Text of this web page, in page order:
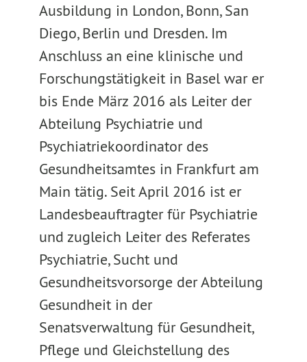
Ausbildung in London, Bonn, San
Diego, Berlin und Dresden. Im
Anschluss an eine klinische und
Forschungstätigkeit in Basel war er
bis Ende März 2016 als Leiter der
Abteilung Psychiatrie und
Psychiatriekoordinator des
Gesundheitsamtes in Frankfurt am
Main tätig. Seit April 2016 ist er
Landesbeauftragter für Psychiatrie
und zugleich Leiter des Referates
Psychiatrie, Sucht und
Gesundheitsvorsorge der Abteilung
Gesundheit in der
Senatsverwaltung für Gesundheit,
Pflege und Gleichstellung des